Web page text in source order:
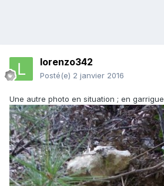
lorenzo342
Posté(e) 2 janvier 2016
Une autre photo en situation ; en garrigue